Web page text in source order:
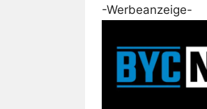
-Werbeanzeige-